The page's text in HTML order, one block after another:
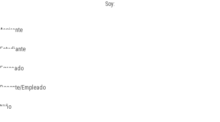
Soy:
Aspirante
Estudiante
Egresado
Docente/Empleado
Niño